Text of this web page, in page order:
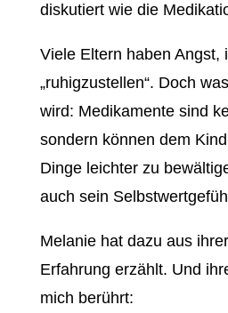
diskutiert wie die
Viele Eltern haben Angst,
„ruhigzustellen“. Doch
wird: Medikamente sind
sondern können dem
Dinge leichter zu
auch sein
Melanie hat dazu aus
Erfahrung erzählt. Und
mich berührt: